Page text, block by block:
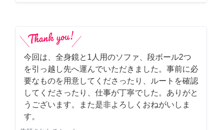
今回は、全身鏡と1人用のソファ、段ボール2つ
を引っ越し先へ運んでいただきました。事前に必
要なものを用意してくださったり、ルートを確認
してくださったり、仕事が丁寧でした。ありがと
うございます。また是非よろしくおねがいしま
す。